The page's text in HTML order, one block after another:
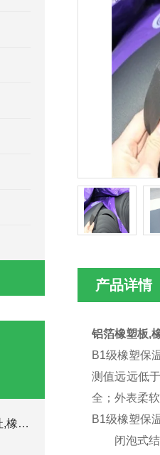
防火海绵橡塑保温板厂家地址,橡塑批发商
产品详情
铝箔橡塑板,
B1级橡塑保
测值远远低
全；外表柔
B1级橡塑保
闭泡式结